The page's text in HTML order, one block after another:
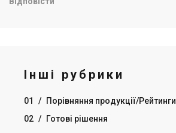
Інші рубрики
01 /
Порівняння продукції/Рейтинги
02 /
Готові рішення